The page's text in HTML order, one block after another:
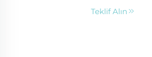
Teklif Alın